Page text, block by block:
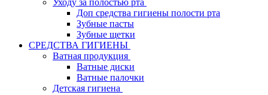
Уходу за полостью рта
Доп средства гигиены полости рта
Зубные пасты
Зубные щетки
СРЕДСТВА ГИГИЕНЫ
Ватная продукция
Ватные диски
Ватные палочки
Детская гигиена